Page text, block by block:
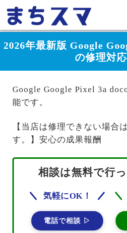
2026年最新版 Google
の修理対
Google Google Pixel 3a
能です。
【当店は修理できない場合
す。】安心の成果報酬
相談は無料で行
気軽にOK！
電話で相談 ▷